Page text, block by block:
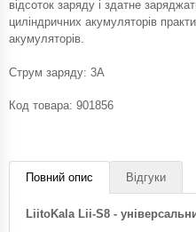
відсоток заряду і здатне
циліндричних акумуляторів
акумуляторів.
Струм заряду: 3A
Код товара: 901856
Повний опис Відгуки
LiitoKala Lii-S8 -